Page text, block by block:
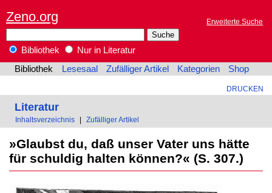
Zeno.org Erweiterte Suche
Bibliothek
Nur in Literatur
Bibliothek
Lesesaal Zufälliger Artikel Kategorien Shop
DRUCKEN
Literatur
Inhaltsverzeichnis Zufälliger Artikel
»Glaubst du, daß unser Vater uns hätte
für schuldig halten können?« (S. 307.)